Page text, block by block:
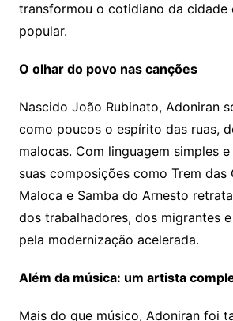
transformou o cotidiano da cidade
popular.
O olhar do povo nas canções
Nascido João Rubinato, Adoniran
como poucos o espírito das ruas,
malocas. Com linguagem simples
suas composições como Trem das
Maloca e Samba do Arnesto
dos trabalhadores, dos migrantes
pela modernização acelerada.
Além da música: um artista
Mais do que músico, Adoniran foi